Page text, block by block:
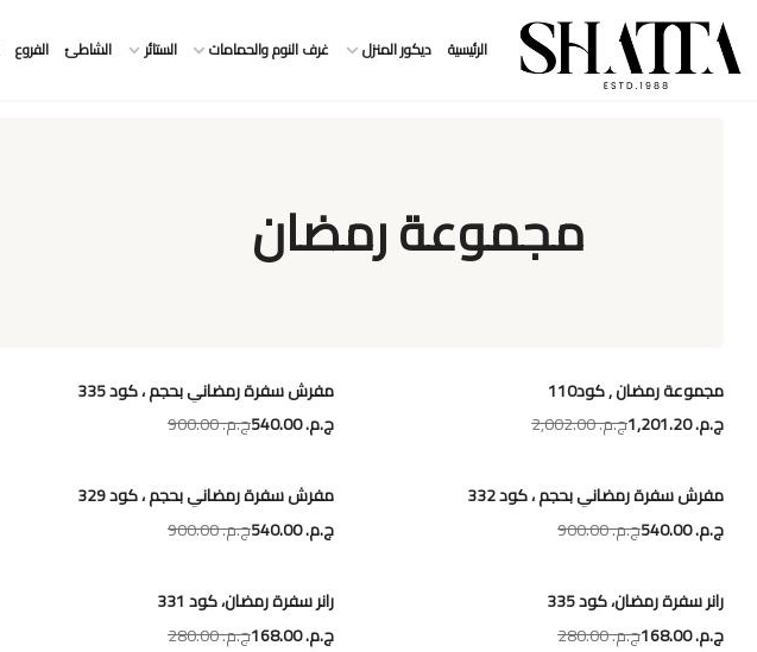
الرئيسية ديكور المنزل غرف النوم والحمامات الستائر الشاطئ الفروع
مجموعة رمضان
مجموعة رمضان , كود110
ج.م.‏ 1,201.20
ج.م.‏ 2,002.00
مفرش سفرة رمضاني بحجم ، كود 335
ج.م.‏ 540.00
ج.م.‏ 900.00
مفرش سفرة رمضاني بحجم ، كود 332
ج.م.‏ 540.00
ج.م.‏ 900.00
مفرش سفرة رمضاني بحجم ، كود 329
ج.م.‏ 540.00
ج.م.‏ 900.00
رانر سفرة رمضان، كود 335
ج.م.‏ 168.00
ج.م.‏ 280.00
رانر سفرة رمضان، كود 331
ج.م.‏ 168.00
ج.م.‏ 280.00